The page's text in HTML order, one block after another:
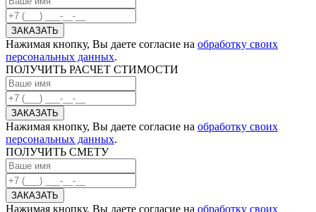
Нажимая кнопку, Вы даете согласие на обработку своих
персональных данных.
ПОЛУЧИТЬ РАСЧЕТ СТИМОСТИ
Нажимая кнопку, Вы даете согласие на обработку своих
персональных данных.
ПОЛУЧИТЬ СМЕТУ
Нажимая кнопку, Вы даете согласие на обработку своих